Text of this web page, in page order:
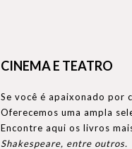
CINEMA E TEATRO
Se você é apaixonado por
Oferecemos uma ampla
Encontre aqui os livros
Shakespeare, entre outros.